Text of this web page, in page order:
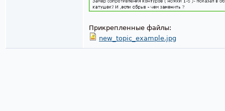
Прикрепленные файлы:
new_topic_example.jpg